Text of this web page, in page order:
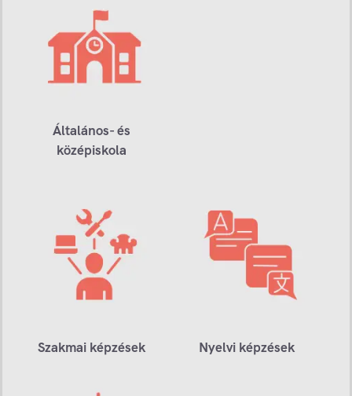
Általános- és
középiskola
Szakmai képzések Nyelvi képzések